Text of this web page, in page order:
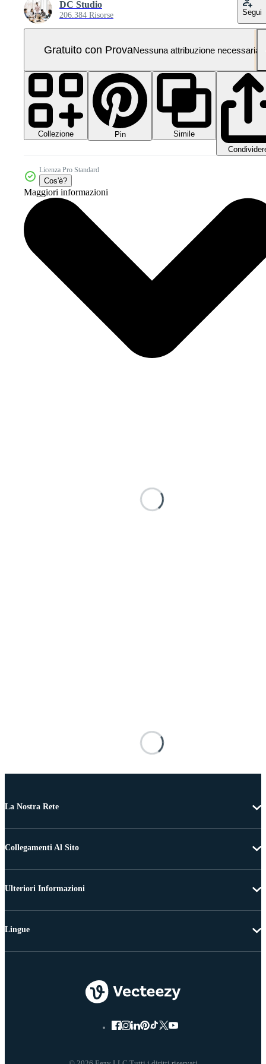
DC Studio
206.384 Risorse Segui
Gratuito con ProvaNessuna attribuzione necessaria
Collezione Pin
Simile
Licenza Pro Standard
Cos'è?
Maggiori informazioni
La Nostra Rete
Collegamenti Al Sito
Ulteriori Informazioni
Lingue